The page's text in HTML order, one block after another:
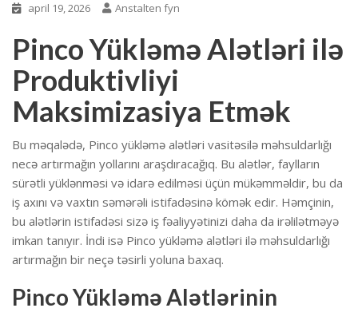
april 19, 2026 Anstalten fyn
Pinco Yükləmə Alətləri ilə
Produktivliyi
Maksimizasiya Etmək
Bu məqalədə, Pinco yükləmə alətləri vasitəsilə məhsuldarlığı
necə artırmağın yollarını araşdıracağıq. Bu alətlər, faylların
sürətli yüklənməsi və idarə edilməsi üçün mükəmməldir, bu da
iş axını və vaxtın səmərəli istifadəsinə kömək edir. Həmçinin,
bu alətlərin istifadəsi sizə iş fəaliyyətinizi daha da irəlilətməyə
imkan tanıyır. İndi isə Pinco yükləmə alətləri ilə məhsuldarlığı
artırmağın bir neçə təsirli yoluna baxaq.
Pinco Yükləmə Alətlərinin